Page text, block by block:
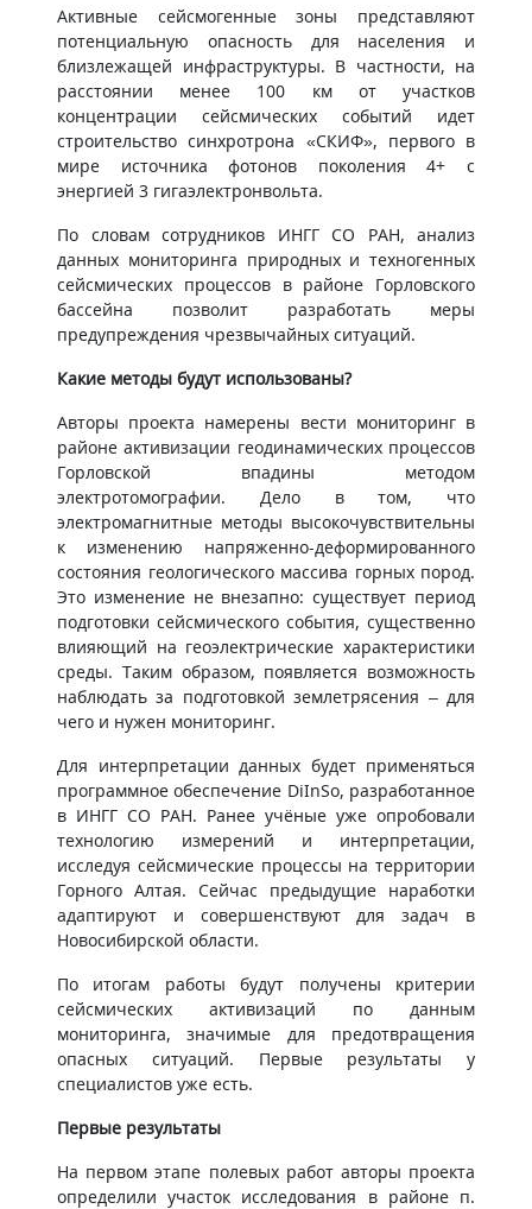
Активные сейсмогенные зоны представляют
потенциальную опасность для населения и
близлежащей инфраструктуры. В частности, на
расстоянии менее 100 км от участков
концентрации сейсмических событий идет
строительство синхротрона «СКИФ», первого в
мире источника фотонов поколения 4+ с
энергией 3 гигаэлектронвольта.
По словам сотрудников ИНГГ СО РАН, анализ
данных мониторинга природных и техногенных
сейсмических процессов в районе Горловского
бассейна позволит разработать меры
предупреждения чрезвычайных ситуаций.
Какие методы будут использованы?
Авторы проекта намерены вести мониторинг в
районе активизации геодинамических процессов
Горловской впадины методом
электротомографии. Дело в том, что
электромагнитные методы высокочувствительны
к изменению напряженно-деформированного
состояния геологического массива горных пород.
Это изменение не внезапно: существует период
подготовки сейсмического события, существенно
влияющий на геоэлектрические характеристики
среды. Таким образом, появляется возможность
наблюдать за подготовкой землетрясения – для
чего и нужен мониторинг.
Для интерпретации данных будет применяться
программное обеспечение DiInSo, разработанное
в ИНГГ СО РАН. Ранее учёные уже опробовали
технологию измерений и интерпретации,
исследуя сейсмические процессы на территории
Горного Алтая. Сейчас предыдущие наработки
адаптируют и совершенствуют для задач в
Новосибирской области.
По итогам работы будут получены критерии
сейсмических активизаций по данным
мониторинга, значимые для предотвращения
опасных ситуаций. Первые результаты у
специалистов уже есть.
Первые результаты
На первом этапе полевых работ авторы проекта
определили участок исследования в районе п.